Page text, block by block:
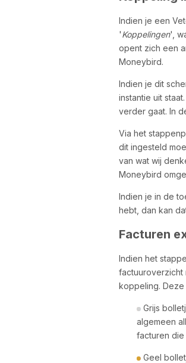
Indien je een
'Koppelingen',
opent zich een
Moneybird.
Indien je dit
instantie uit
verder gaat. In
Via het
dit ingesteld
van wat wij
Moneybird
Indien je in de
hebt, dan kan
Facturen
Indien het
factuuroverzicht
koppeling.
Grijs
algemeen
facturen
Geel